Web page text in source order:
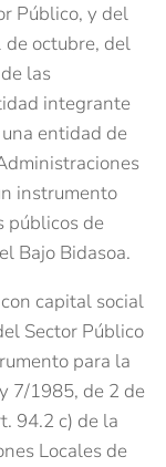
Público, y del
octubre, del
las
integrante
entidad de
instrumento
públicos de
Bajo Bidasoa.
capital social
Sector Público
para la
7/1985, de 2 de
94.2 c) de la
Locales de